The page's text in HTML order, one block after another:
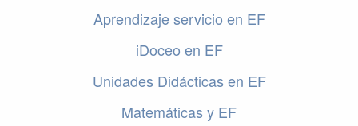
Aprendizaje servicio en EF
iDoceo en EF
Unidades Didácticas en EF
Matemáticas y EF